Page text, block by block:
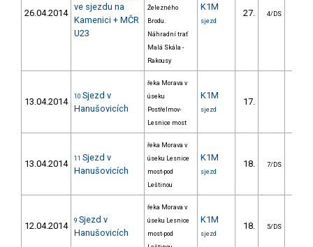
26.04.2014
ve sjezdu na
Kamenici + MČR
U23
Železného
Brodu.
Náhradní trať
Malá Skála -
Rakousy
K1M
sjezd
27. 4/DS
13.04.2014 10 Sjezd v
Hanušovicích
řeka Morava v
úseku
Postřelmov-
Lesnice most
K1M
sjezd
17.
13.04.2014 11 Sjezd v
Hanušovicích
řeka Morava v
úseku Lesnice
most-pod
Leštinou
K1M
sjezd
18. 7/DS
12.04.2014 9 Sjezd v
Hanušovicích
řeka Morava v
úseku Lesnice
most-pod
K1M
sjezd
18. 5/DS